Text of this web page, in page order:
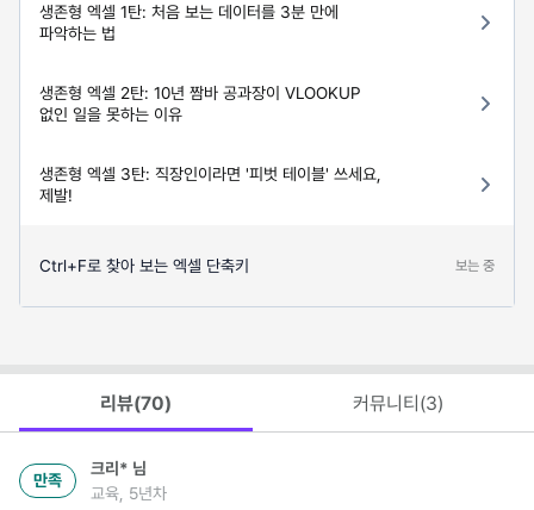
생존형 엑셀 1탄: 처음 보는 데이터를 3분 만에
파악하는 법
생존형 엑셀 2탄: 10년 짬바 공과장이 VLOOKUP
없인 일을 못하는 이유
생존형 엑셀 3탄: 직장인이라면 '피벗 테이블' 쓰세요,
제발!
Ctrl+F로 찾아 보는 엑셀 단축키 보는 중
리뷰(70) 커뮤니티(3)
만족
크리* 님
교육, 5년차